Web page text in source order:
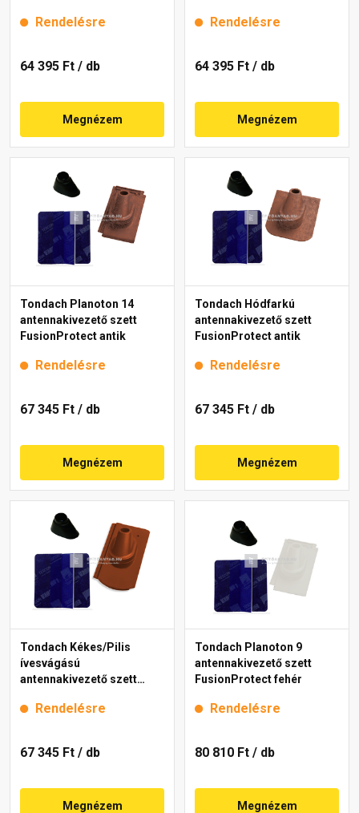
Rendelésre
64 395 Ft / db
Megnézem
Rendelésre
64 395 Ft / db
Megnézem
Tondach Planoton 14
antennakivezető szett
FusionProtect antik
Rendelésre
67 345 Ft / db
Megnézem
Tondach Hódfarkú
antennakivezető szett
FusionProtect antik
Rendelésre
67 345 Ft / db
Megnézem
Tondach Kékes/Pilis
ívesvágású
antennakivezető szett
Rendelésre
67 345 Ft / db
Megnézem
Tondach Planoton 9
antennakivezető szett
FusionProtect fehér
Rendelésre
80 810 Ft / db
Megnézem